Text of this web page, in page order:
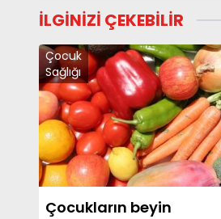
İLGİNİZİ ÇEKEBİLİR
Çocuk
Sağlığı
Çocukların beyin